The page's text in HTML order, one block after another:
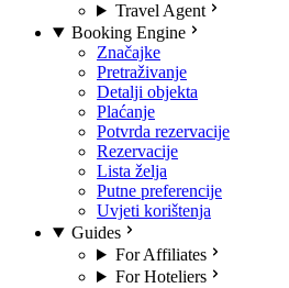
Travel Agent
Booking Engine
Značajke
Pretraživanje
Detalji objekta
Plaćanje
Potvrda rezervacije
Rezervacije
Lista želja
Putne preferencije
Uvjeti korištenja
Guides
For Affiliates
For Hoteliers